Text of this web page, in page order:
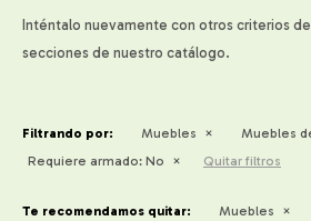
Inténtalo nuevamente con otros criterios
secciones de nuestro catálogo.
Filtrando por: Muebles
Muebles
Requiere armado: No Quitar filtros
Te recomendamos quitar: Muebles